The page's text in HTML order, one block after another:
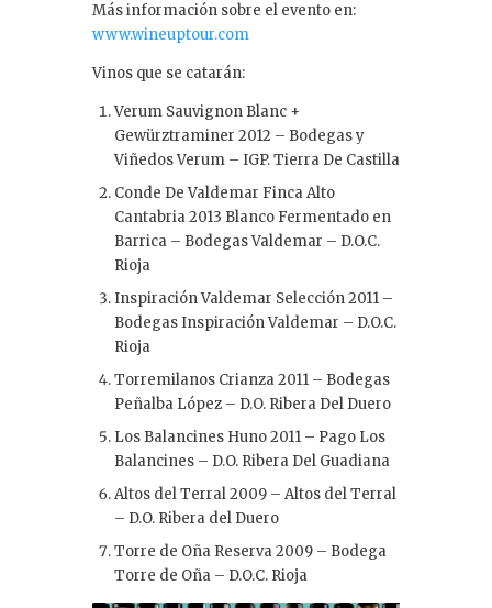
Más información sobre el evento en:
www.wineuptour.com
Vinos que se catarán:
Verum Sauvignon Blanc +
Gewürztraminer 2012 – Bodegas y
Viñedos Verum – IGP. Tierra De Castilla
Conde De Valdemar Finca Alto
Cantabria 2013 Blanco Fermentado en
Barrica – Bodegas Valdemar – D.O.C.
Rioja
Inspiración Valdemar Selección 2011 –
Bodegas Inspiración Valdemar – D.O.C.
Rioja
Torremilanos Crianza 2011 – Bodegas
Peñalba López – D.O. Ribera Del Duero
Los Balancines Huno 2011 – Pago Los
Balancines – D.O. Ribera Del Guadiana
Altos del Terral 2009 – Altos del Terral
– D.O. Ribera del Duero
Torre de Oña Reserva 2009 – Bodega
Torre de Oña – D.O.C. Rioja